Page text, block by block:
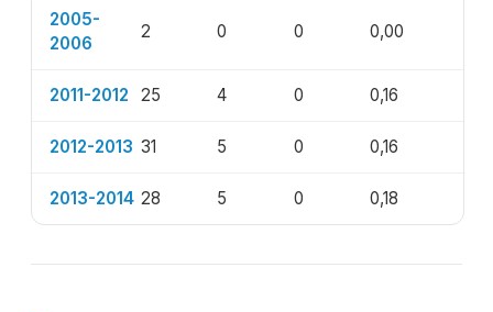
2005-
2006
2 0 0 0,00
2011-2012 25 4 0 0,16
2012-2013 31 5 0 0,16
2013-2014 28 5 0 0,18